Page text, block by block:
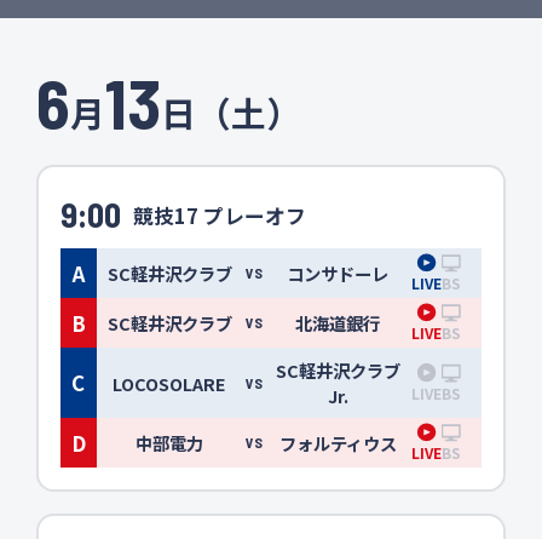
6月13日（土）
9:00 競技17 プレーオフ
A
SC軽井沢クラブ VS コンサドーレ LIVEBS
B SC軽井沢クラブ VS 北海道銀行 LIVEBS
C LOCOSOLARE VS
SC軽井沢クラブ
Jr.
LIVEBS
D 中部電力 VS フォルティウス LIVEBS